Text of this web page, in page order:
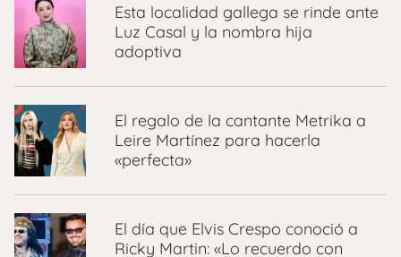
Esta localidad gallega se rinde ante
Luz Casal y la nombra hija
adoptiva
El regalo de la cantante Metrika a
Leire Martínez para hacerla
«perfecta»
El día que Elvis Crespo conoció a
Ricky Martin: «Lo recuerdo con